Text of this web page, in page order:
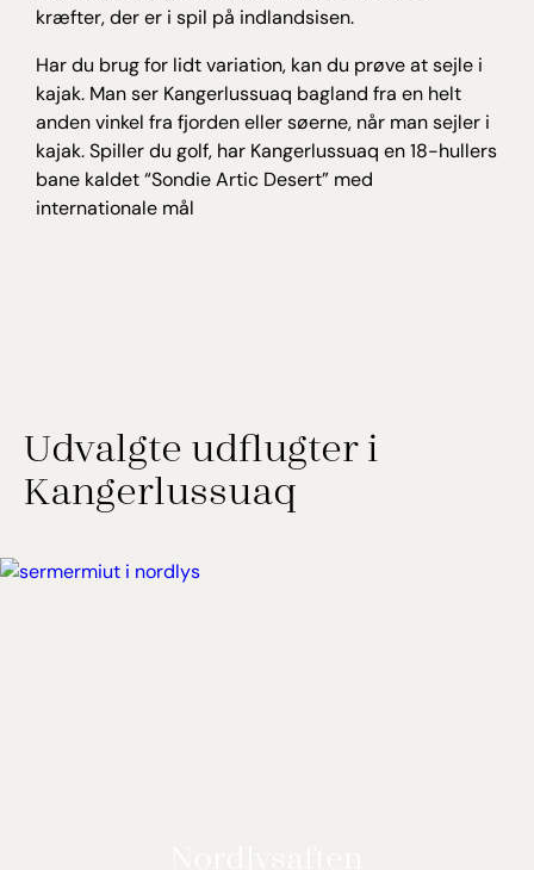
kræfter, der er i spil på indlandsisen.
Har du brug for lidt variation, kan du prøve at sejle i
kajak. Man ser Kangerlussuaq bagland fra en helt
anden vinkel fra fjorden eller søerne, når man sejler i
kajak. Spiller du golf, har Kangerlussuaq en 18-hullers
bane kaldet “Sondie Artic Desert” med
internationale mål
Udvalgte udflugter i
Kangerlussuaq